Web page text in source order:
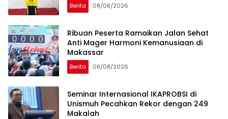
Berita 08/08/2026
Ribuan Peserta Ramaikan Jalan Sehat
Anti Mager Harmoni Kemanusiaan di
Makassar
Berita 08/08/2026
Seminar Internasional IKAPROBSI di
Unismuh Pecahkan Rekor dengan 249
Makalah